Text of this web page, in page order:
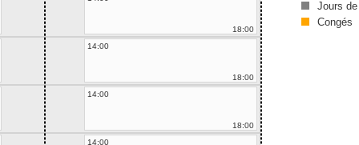
18:00
14:00
18:00
14:00
18:00
14:00
Jours
Congés